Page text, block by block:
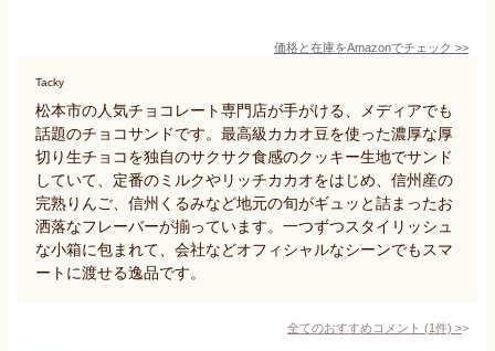
価格と在庫をAmazonでチェック >>
Tacky
松本市の人気チョコレート専門店が手がける、メディアでも
話題のチョコサンドです。最高級カカオ豆を使った濃厚な厚
切り生チョコを独自のサクサク食感のクッキー生地でサンド
していて、定番のミルクやリッチカカオをはじめ、信州産の
完熟りんご、信州くるみなど地元の旬がギュッと詰まったお
洒落なフレーバーが揃っています。一つずつスタイリッシュ
な小箱に包まれて、会社などオフィシャルなシーンでもスマ
ートに渡せる逸品です。
全てのおすすめコメント (1件) >